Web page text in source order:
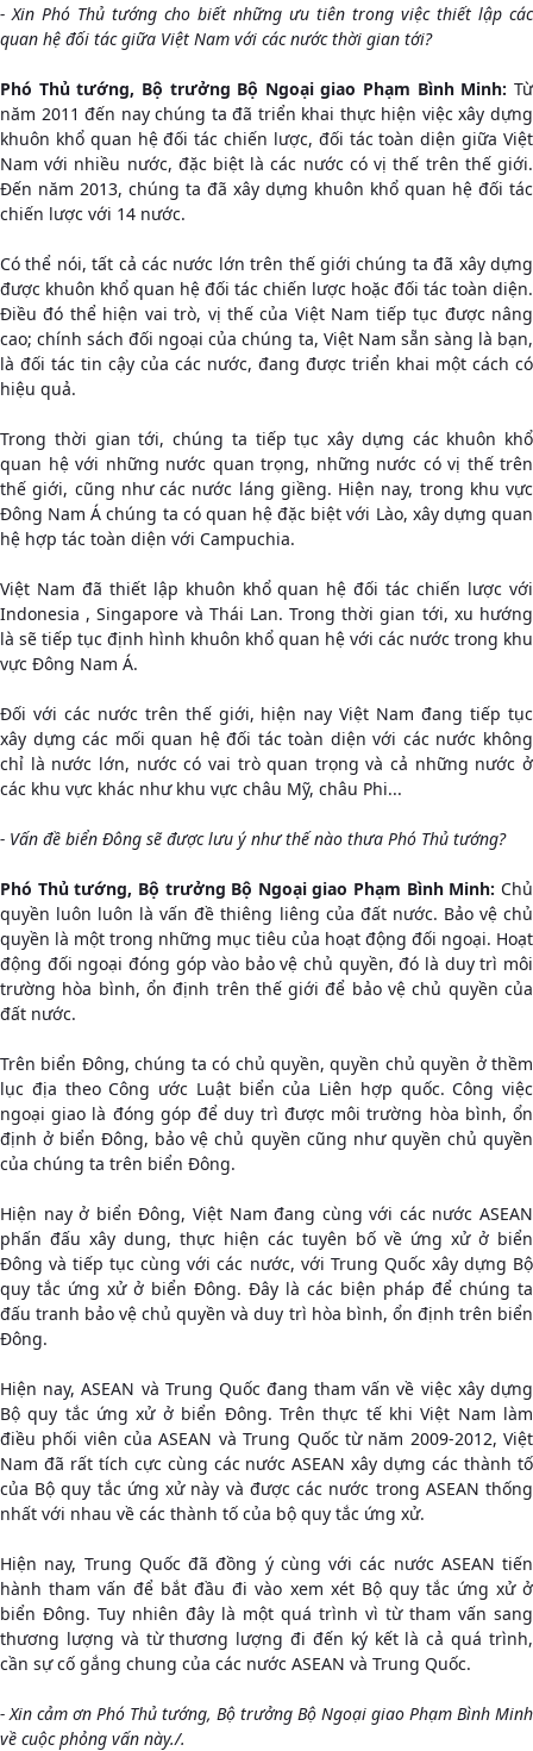
- Xin Phó Thủ tướng cho biết những ưu tiên trong việc thiết lập các
quan hệ đối tác giữa Việt Nam với các nước thời gian tới?
Phó Thủ tướng, Bộ trưởng Bộ Ngoại giao Phạm Bình Minh: Từ
năm 2011 đến nay chúng ta đã triển khai thực hiện việc xây dựng
khuôn khổ quan hệ đối tác chiến lược, đối tác toàn diện giữa Việt
Nam với nhiều nước, đặc biệt là các nước có vị thế trên thế giới.
Đến năm 2013, chúng ta đã xây dựng khuôn khổ quan hệ đối tác
chiến lược với 14 nước.
Có thể nói, tất cả các nước lớn trên thế giới chúng ta đã xây dựng
được khuôn khổ quan hệ đối tác chiến lược hoặc đối tác toàn diện.
Điều đó thể hiện vai trò, vị thế của Việt Nam tiếp tục được nâng
cao; chính sách đối ngoại của chúng ta, Việt Nam sẵn sàng là bạn,
là đối tác tin cậy của các nước, đang được triển khai một cách có
hiệu quả.
Trong thời gian tới, chúng ta tiếp tục xây dựng các khuôn khổ
quan hệ với những nước quan trọng, những nước có vị thế trên
thế giới, cũng như các nước láng giềng. Hiện nay, trong khu vực
Đông Nam Á chúng ta có quan hệ đặc biệt với Lào, xây dựng quan
hệ hợp tác toàn diện với Campuchia.
Việt Nam đã thiết lập khuôn khổ quan hệ đối tác chiến lược với
Indonesia , Singapore và Thái Lan. Trong thời gian tới, xu hướng
là sẽ tiếp tục định hình khuôn khổ quan hệ với các nước trong khu
vực Đông Nam Á.
Đối với các nước trên thế giới, hiện nay Việt Nam đang tiếp tục
xây dựng các mối quan hệ đối tác toàn diện với các nước không
chỉ là nước lớn, nước có vai trò quan trọng và cả những nước ở
các khu vực khác như khu vực châu Mỹ, châu Phi...
- Vấn đề biển Đông sẽ được lưu ý như thế nào thưa Phó Thủ tướng?
Phó Thủ tướng, Bộ trưởng Bộ Ngoại giao Phạm Bình Minh: Chủ
quyền luôn luôn là vấn đề thiêng liêng của đất nước. Bảo vệ chủ
quyền là một trong những mục tiêu của hoạt động đối ngoại. Hoạt
động đối ngoại đóng góp vào bảo vệ chủ quyền, đó là duy trì môi
trường hòa bình, ổn định trên thế giới để bảo vệ chủ quyền của
đất nước.
Trên biển Đông, chúng ta có chủ quyền, quyền chủ quyền ở thềm
lục địa theo Công ước Luật biển của Liên hợp quốc. Công việc
ngoại giao là đóng góp để duy trì được môi trường hòa bình, ổn
định ở biển Đông, bảo vệ chủ quyền cũng như quyền chủ quyền
của chúng ta trên biển Đông.
Hiện nay ở biển Đông, Việt Nam đang cùng với các nước ASEAN
phấn đấu xây dung, thực hiện các tuyên bố về ứng xử ở biển
Đông và tiếp tục cùng với các nước, với Trung Quốc xây dựng Bộ
quy tắc ứng xử ở biển Đông. Đây là các biện pháp để chúng ta
đấu tranh bảo vệ chủ quyền và duy trì hòa bình, ổn định trên biển
Đông.
Hiện nay, ASEAN và Trung Quốc đang tham vấn về việc xây dựng
Bộ quy tắc ứng xử ở biển Đông. Trên thực tế khi Việt Nam làm
điều phối viên của ASEAN và Trung Quốc từ năm 2009-2012, Việt
Nam đã rất tích cực cùng các nước ASEAN xây dựng các thành tố
của Bộ quy tắc ứng xử này và được các nước trong ASEAN thống
nhất với nhau về các thành tố của bộ quy tắc ứng xử.
Hiện nay, Trung Quốc đã đồng ý cùng với các nước ASEAN tiến
hành tham vấn để bắt đầu đi vào xem xét Bộ quy tắc ứng xử ở
biển Đông. Tuy nhiên đây là một quá trình vì từ tham vấn sang
thương lượng và từ thương lượng đi đến ký kết là cả quá trình,
cần sự cố gắng chung của các nước ASEAN và Trung Quốc.
- Xin cảm ơn Phó Thủ tướng, Bộ trưởng Bộ Ngoại giao Phạm Bình Minh
về cuộc phỏng vấn này./.